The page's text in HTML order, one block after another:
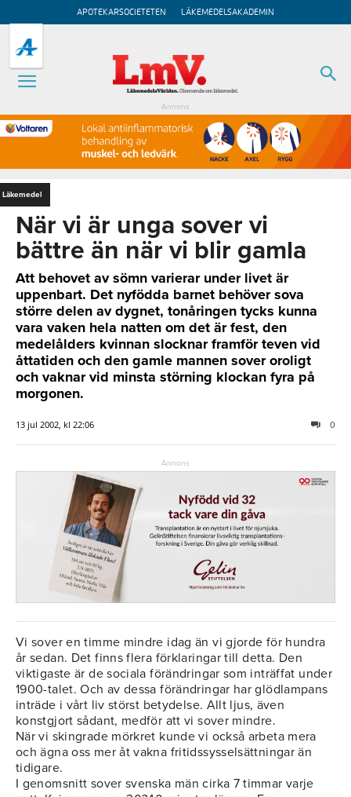
APOTEKARSOCIETETEN LÄKEMEDELSAKADEMIN
Annons
Läkemedel
När vi är unga sover vi
bättre än när vi blir gamla
Att behovet av sömn varierar under livet är
uppenbart. Det nyfödda barnet behöver sova
större delen av dygnet, tonåringen tycks kunna
vara vaken hela natten om det är fest, den
medelålders kvinnan slocknar framför teven vid
åttatiden och den gamle mannen sover oroligt
och vaknar vid minsta störning klockan fyra på
morgonen.
13 jul 2002, kl 22:06 0
Annons
Vi sover en timme mindre idag än vi gjorde för hundra
år sedan. Det finns flera förklaringar till detta. Den
viktigaste är de sociala förändringar som inträffat under
1900-talet. Och av dessa förändringar har glödlampans
inträde i vårt liv störst betydelse. Allt ljus, även
konstgjort sådant, medför att vi sover mindre.
När vi skingrade mörkret kunde vi också arbeta mera
och ägna oss mer åt vakna fritidssysselsättningar än
tidigare.
I genomsnitt sover svenska män cirka 7 timmar varje